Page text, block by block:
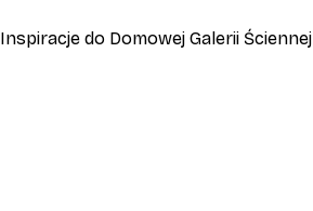
Inspiracje do Domowej Galerii Ściennej